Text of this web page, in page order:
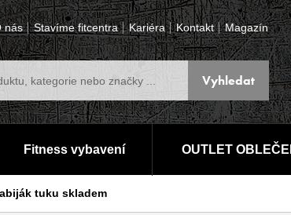
nás Stavíme fitcentra Kariéra Kontakt Magazín
Fitness vybavení OUTLET
tuku skladem